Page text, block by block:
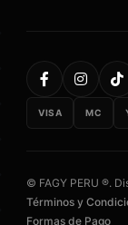
VISA MC
© FAGY PERU ®.
Términos y
Formas de Pago